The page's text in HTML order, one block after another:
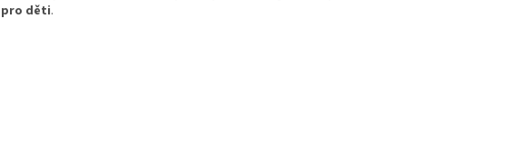
pro děti.